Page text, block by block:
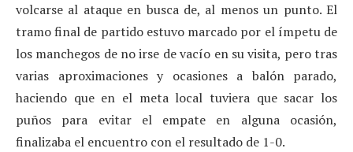
volcarse al ataque en busca de, al menos un punto. El
tramo final de partido estuvo marcado por el ímpetu de
los manchegos de no irse de vacío en su visita, pero tras
varias aproximaciones y ocasiones a balón parado,
haciendo que en el meta local tuviera que sacar los
puños para evitar el empate en alguna ocasión,
finalizaba el encuentro con el resultado de 1-0.